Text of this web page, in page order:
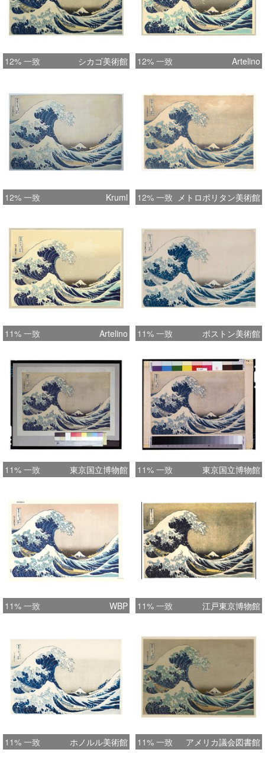
12% 一致 シカゴ美術館 12% 一致 Artelino
12% 一致 Kruml 12% 一致 メトロポリタン美術館
11% 一致 Artelino 11% 一致 ボストン美術館
11% 一致 東京国立博物館 11% 一致 東京国立博物館
11% 一致 WBP 11% 一致 江戸東京博物館
11% 一致 ホノルル美術館 11% 一致 アメリカ議会図書館